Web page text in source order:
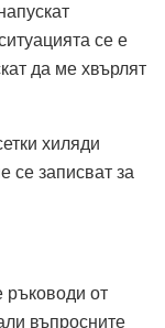
се е
да ме хвърлят
хиляди
се записват за
ръководи от
въпросните